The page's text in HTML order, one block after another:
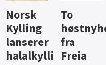
Knalltall
for Açai
Bowl
Aass vil
bli
førstevalg
i lite-